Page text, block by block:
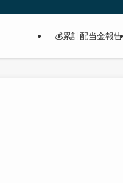
💰累計配当金報告